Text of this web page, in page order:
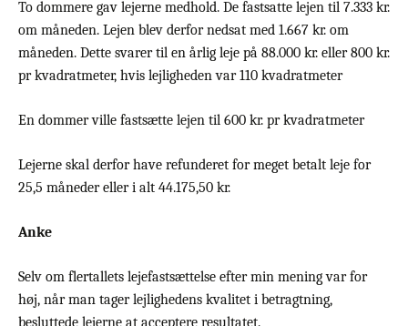
To dommere gav lejerne medhold. De fastsatte lejen til 7.333 kr.
om måneden. Lejen blev derfor nedsat med 1.667 kr. om
måneden. Dette svarer til en årlig leje på 88.000 kr. eller 800 kr.
pr kvadratmeter, hvis lejligheden var 110 kvadratmeter
En dommer ville fastsætte lejen til 600 kr. pr kvadratmeter
Lejerne skal derfor have refunderet for meget betalt leje for
25,5 måneder eller i alt 44.175,50 kr.
Anke
Selv om flertallets lejefastsættelse efter min mening var for
høj, når man tager lejlighedens kvalitet i betragtning,
besluttede lejerne at acceptere resultatet.